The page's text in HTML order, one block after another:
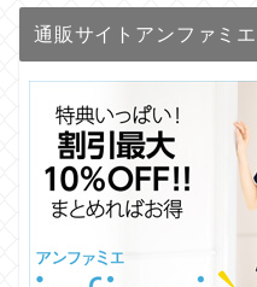
通販サイトアンファミエ